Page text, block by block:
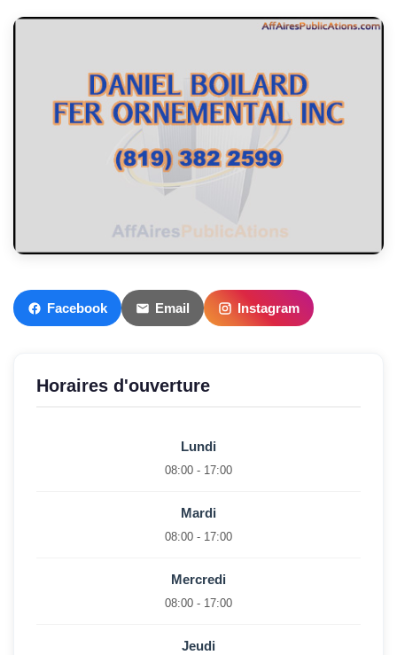
Facebook Email Instagram
Horaires d'ouverture
Lundi
08:00 - 17:00
Mardi
08:00 - 17:00
Mercredi
08:00 - 17:00
Jeudi